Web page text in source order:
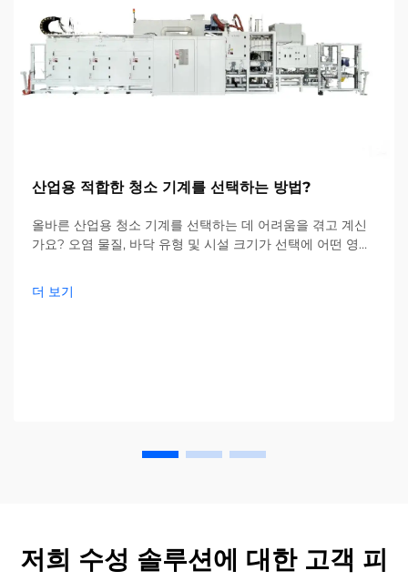
산업용 적합한 청소 기계를 선택하는 방법?
올바른 산업용 청소 기계를 선택하는 데 어려움을 겪고 계신
가요? 오염 물질, 바닥 유형 및 시설 크기가 선택에 어떤 영향
세요—지금 바로 전체 가이드를 확인하세요.
더 보기
저희 수성 솔루션에 대한 고객 피